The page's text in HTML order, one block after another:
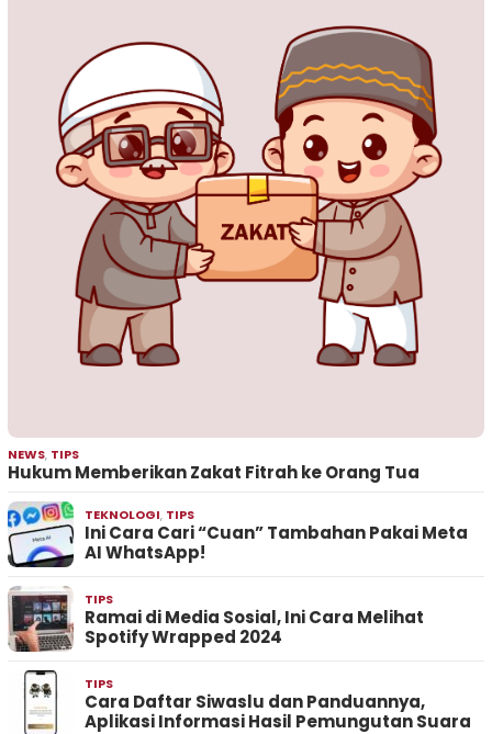
NEWS, TIPS
Hukum Memberikan Zakat Fitrah ke Orang Tua
TEKNOLOGI, TIPS
Ini Cara Cari “Cuan” Tambahan Pakai Meta
AI WhatsApp!
TIPS
Ramai di Media Sosial, Ini Cara Melihat
Spotify Wrapped 2024
TIPS
Cara Daftar Siwaslu dan Panduannya,
Aplikasi Informasi Hasil Pemungutan Suara